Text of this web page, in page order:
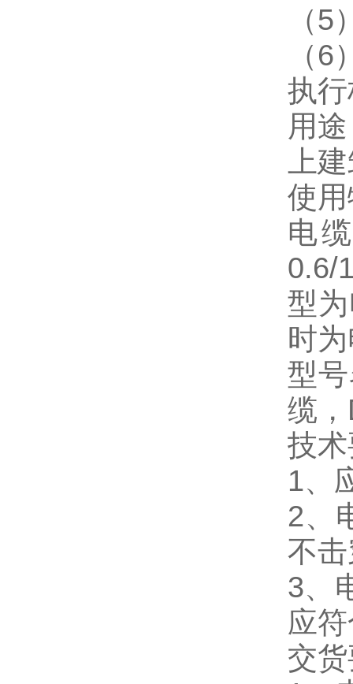
（5
（6
执
用途
上
使
电
0.6/
型
时
型
缆
技
1、
2、
不
3、
应
交